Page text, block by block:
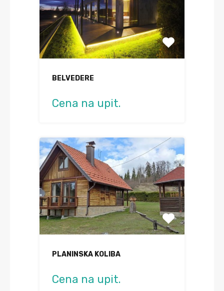
BELVEDERE
Cena na upit.
PLANINSKA KOLIBA
Cena na upit.